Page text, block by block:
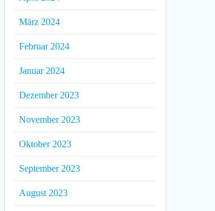
März 2024
Februar 2024
Januar 2024
Dezember 2023
November 2023
Oktober 2023
September 2023
August 2023